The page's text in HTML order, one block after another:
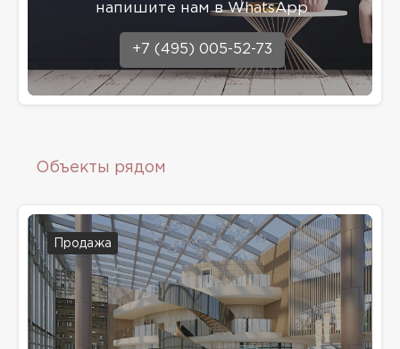
напишите нам в WhatsApp
+7 (495) 005-52-73
Объекты рядом
Продажа